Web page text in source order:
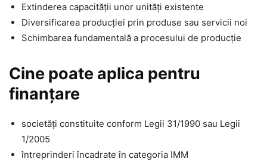
Extinderea capacității unor unități existente
Diversificarea producției prin produse sau servicii noi
Schimbarea fundamentală a procesului de producție
Cine poate aplica pentru
finanțare
societăți constituite conform Legii 31/1990 sau Legii
1/2005
întreprinderi încadrate în categoria IMM